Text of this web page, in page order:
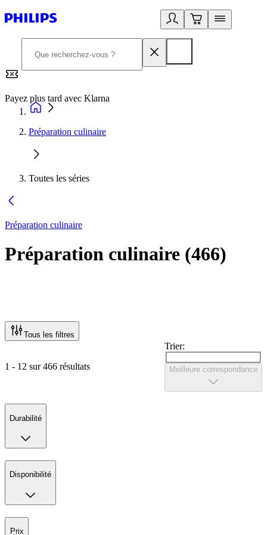
Payez plus tard avec Klarna
Préparation culinaire
Toutes les séries
Préparation culinaire
Préparation culinaire (466)
Tous les filtres
1 - 12 sur 466 résultats
Trier:
Meilleure correspondance
Durabilité
Disponibilité
Prix